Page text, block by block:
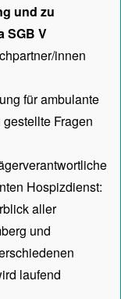
und zu
SGB V
innen
für ambulante
gestellte Fragen
Hospizdienst:
aller
und
laufend